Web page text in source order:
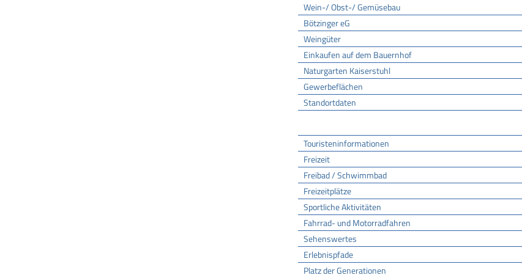
Wein-/ Obst-/ Gemüsebau
Bötzinger eG
Weingüter
Einkaufen auf dem Bauernhof
Naturgarten Kaiserstuhl
Gewerbeflächen
Standortdaten
Touristeninformationen
Freizeit
Freibad / Schwimmbad
Freizeitplätze
Sportliche Aktivitäten
Fahrrad- und Motorradfahren
Sehenswertes
Erlebnispfade
Platz der Generationen